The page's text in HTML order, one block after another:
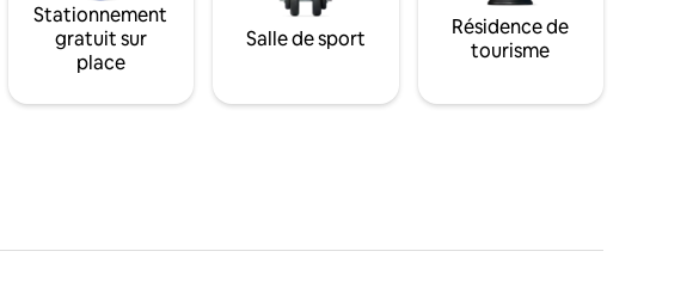
Stationnement
gratuit sur
place
Salle de sport
Résidence de
tourisme